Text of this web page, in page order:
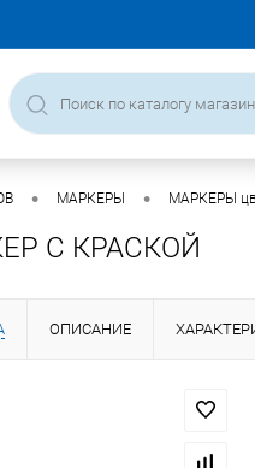
• МАРКЕРЫ • МАРКЕРЫ
С КРАСКОЙ
ОПИСАНИЕ